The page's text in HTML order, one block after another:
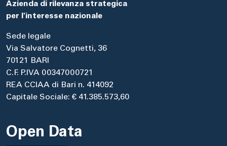
Azienda di rilevanza strategica
per l'interesse nazionale
Sede legale
Via Salvatore Cognetti, 36
70121 BARI
C.F. P.IVA 00347000721
REA CCIAA di Bari n. 414092
Capitale Sociale: € 41.385.573,60
Open Data